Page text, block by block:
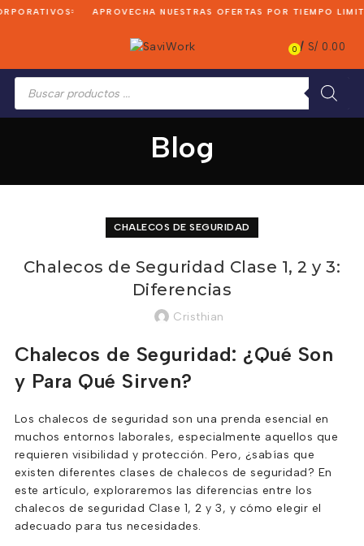
APROVECHA NUESTRAS OFERTAS POR TIEMPO
0 / S/ 0.00
Búsqueda
productos
Blog
CHALECOS DE SEGURIDAD
Chalecos de Seguridad Clase 1, 2 y 3:
Diferencias
Cristhian
Chalecos de Seguridad: ¿Qué Son
y Para Qué Sirven?
Los chalecos de seguridad son una prenda esencial en
muchos entornos laborales, especialmente aquellos que
requieren visibilidad y protección. Pero, ¿sabías que
existen diferentes clases de chalecos de seguridad? En
este artículo, exploraremos las diferencias entre los
chalecos de seguridad Clase 1, 2 y 3, y cómo elegir el
adecuado para tus necesidades.